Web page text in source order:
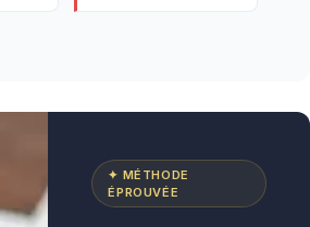
✦ MÉTHODE
ÉPROUVÉE